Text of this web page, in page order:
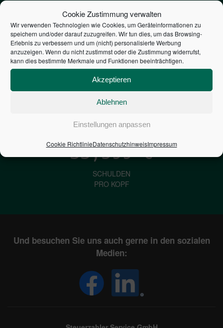
Cookie Zustimmung verwalten
Wir verwenden Technologien wie Cookies, um Geräteinformationen zu
speichern und/oder darauf zuzugreifen. Wir tun dies, um das Browsing-
Erlebnis zu verbessern und um (nicht) personalisierte Werbung
anzuzeigen. Wenn du nicht zustimmst oder die Zustimmung widerrufst,
kann dies bestimmte Merkmale und Funktionen beeinträchtigen.
Akzeptieren
Ablehnen
Einstellungen anpassen
Cookie RichtlinieDatenschutzhinweisImpressum
1,601€
ZINSEN
PRO SEKUNDE
2,804,445,824,452
STAATSVERSCHULDUNG
33,599€
SCHULDEN
PRO KOPF
Und besuchen Sie uns auch gerne in den sozialen
Medien: